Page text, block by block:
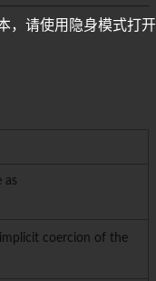
as
coercion of the
，请使用隐身模式打开